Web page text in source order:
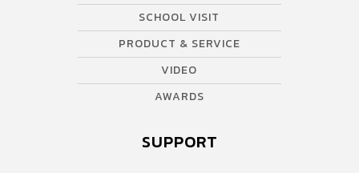
SCHOOL VISIT
PRODUCT & SERVICE
VIDEO
AWARDS
SUPPORT